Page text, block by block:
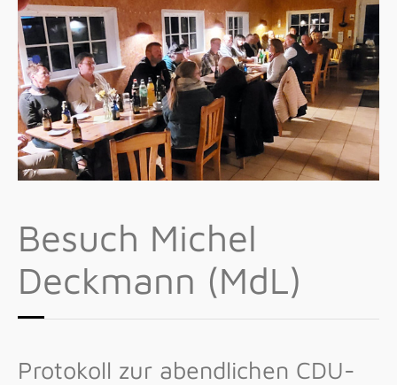
Besuch Michel
Deckmann (MdL)
Protokoll zur abendlichen CDU-